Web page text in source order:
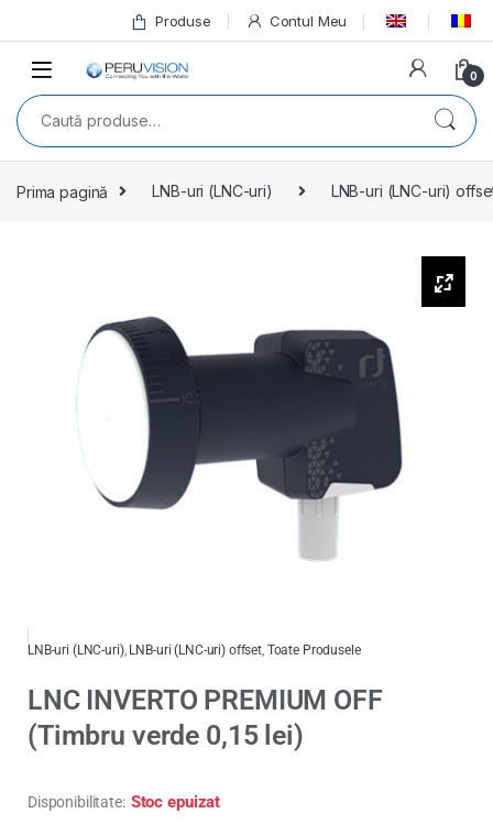
Produse Contul Meu
0
Prima pagină LNB-uri (LNC-uri) LNB-uri (LNC-uri)
LNB-uri (LNC-uri), LNB-uri (LNC-uri) offset Toate Produsele
LNC INVERTO PREMIUM OFF
(Timbru verde 0,15 lei)
Disponibilitate: Stoc epuizat